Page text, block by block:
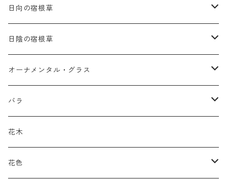
日向の宿根草
ア行
アガパンツス
アキレア
カ行
カラミンタ
カルタ
サ行
サルウィア
サングイソルバ
タ行
タナケツム
ナ行
日陰の宿根草
ア行
アクタエア
アコニツム
カ行
ギボウシ
キレンゲショウマ
タ行
ティアレラ
ハ行
オーナメンタル・グラス
ア行
エリムス
カ行
カスマンティウム
サ行
バラ
原種類
ハマナシの交配種（HRg）
花木
花色